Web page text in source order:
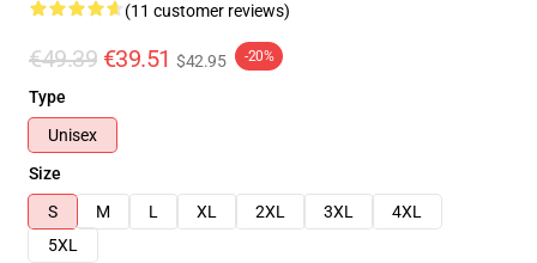
(11 customer reviews)
€49.39 €39.51 $42.95 -20%
Type
Unisex
Size
S
M L XL 2XL 3XL
4XL
5XL